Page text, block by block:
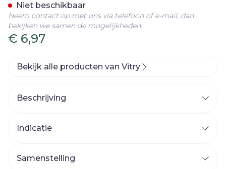
€ 6,97
Niet beschikbaar
Neem contact op met ons via telefoon of e-mail, dan
bekijken we samen de mogelijkheden.
Bekijk alle producten van Vitry
Beschrijving
Indicatie
Samenstelling